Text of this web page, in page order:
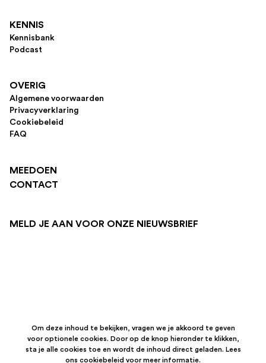
KENNIS
Kennisbank
Podcast
OVERIG
Algemene voorwaarden
Privacyverklaring
Cookiebeleid
FAQ
MEEDOEN
CONTACT
MELD JE AAN VOOR ONZE NIEUWSBRIEF
Om deze inhoud te bekijken, vragen we je akkoord te geven
voor optionele cookies. Door op de knop hieronder te klikken,
sta je alle cookies toe en wordt de inhoud direct geladen. Lees
ons cookiebeleid voor meer informatie.